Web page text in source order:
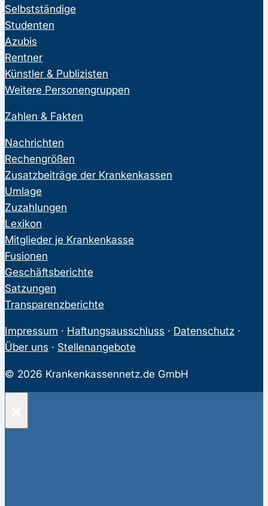
Selbstständige
Studenten
Azubis
Rentner
Künstler & Publizisten
Weitere Personengruppen
Zahlen & Fakten
Nachrichten
Rechengrößen
Zusatzbeiträge der Krankenkassen
Umlage
Zuzahlungen
Lexikon
Mitglieder je Krankenkasse
Fusionen
Geschäftsberichte
Satzungen
Transparenzberichte
Impressum · Haftungsausschluss · Datenschutz ·
Über uns · Stellenangebote
© 2026 Krankenkassennetz.de GmbH